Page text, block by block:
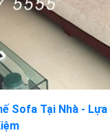
Sofa Tại Nhà -